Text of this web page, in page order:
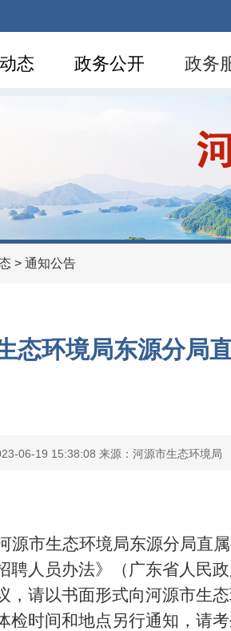
态 政务公开 政务
> 通知公告
态环境局东源分局
06-19 15:38:08 来源：河源市生态环境局
源市生态环境局东源分局直
聘人员办法》（广东省人民
，请以书面形式向河源市生
检时间和地点另行通知，请